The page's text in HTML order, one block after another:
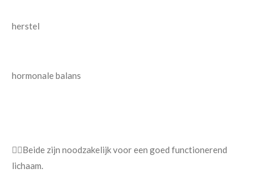
herstel
hormonale balans
👉🏿Beide zijn noodzakelijk voor een goed functionerend
lichaam.